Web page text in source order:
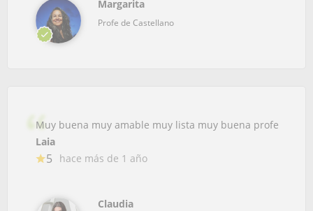
Margarita
Profe de Castellano
Muy buena muy amable muy lista muy buena profe
Laia
5 hace más de 1 año
Claudia